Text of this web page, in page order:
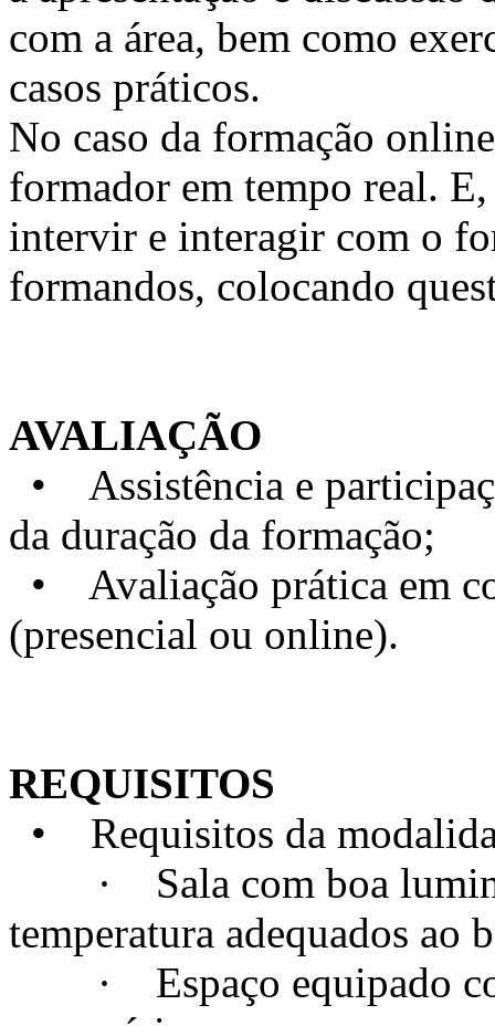
com a área, bem como
casos práticos.
No caso da formação
formador em tempo real.
intervir e interagir com o
formandos, colocando
AVALIAÇÃO
• Assistência e
da duração da formação;
• Avaliação prática em
(presencial ou online).
REQUISITOS
• Requisitos da
· Sala com boa
temperatura adequados ao
· Espaço equipado